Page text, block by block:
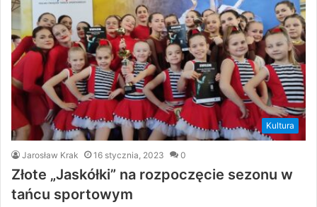
Kultura
Jarosław Krak 16 stycznia, 2023 0
Złote „Jaskółki” na rozpoczęcie sezonu w
tańcu sportowym